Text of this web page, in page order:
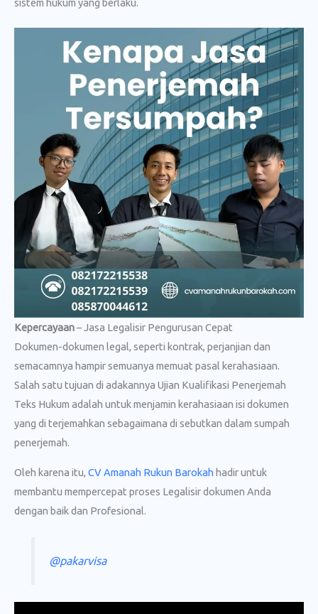
sistem hukum yang berlaku.
Kepercayaan– Jasa Legalisir Pengurusan Cepat
Dokumen-dokumen legal, seperti kontrak, perjanjian dan
semacamnya hampir semuanya memuat pasal kerahasiaan.
Salah satu tujuan di adakannya Ujian Kualifikasi Penerjemah
Teks Hukum adalah untuk menjamin kerahasiaan isi dokumen
yang di terjemahkan sebagaimana di sebutkan dalam sumpah
penerjemah.
Oleh karena itu, CV Amanah Rukun Barokah hadir untuk
membantu mempercepat proses Legalisir dokumen Anda
dengan baik dan Profesional.
@pakarvisa